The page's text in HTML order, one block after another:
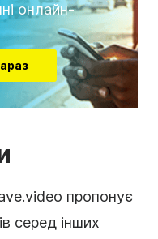
онлайн-
пропонує
серед інших